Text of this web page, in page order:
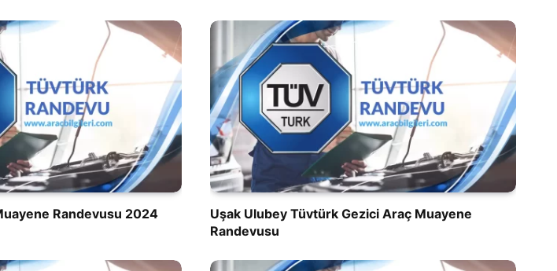
Randevusu 2024
Uşak Ulubey Tüvtürk Gezici Araç Muayene
Randevusu